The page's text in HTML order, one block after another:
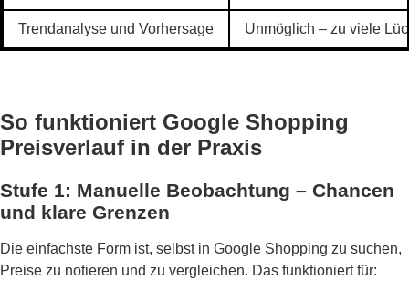
Trendanalyse und Vorhersage Unmöglich – zu viele
So funktioniert Google Shopping
Preisverlauf in der Praxis
Stufe 1: Manuelle Beobachtung – Chancen
und klare Grenzen
Die einfachste Form ist, selbst in Google Shopping zu suchen,
Preise zu notieren und zu vergleichen. Das funktioniert für: